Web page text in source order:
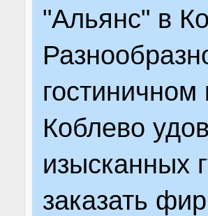
"Альянс" в
Коблево
изысканных
заказать